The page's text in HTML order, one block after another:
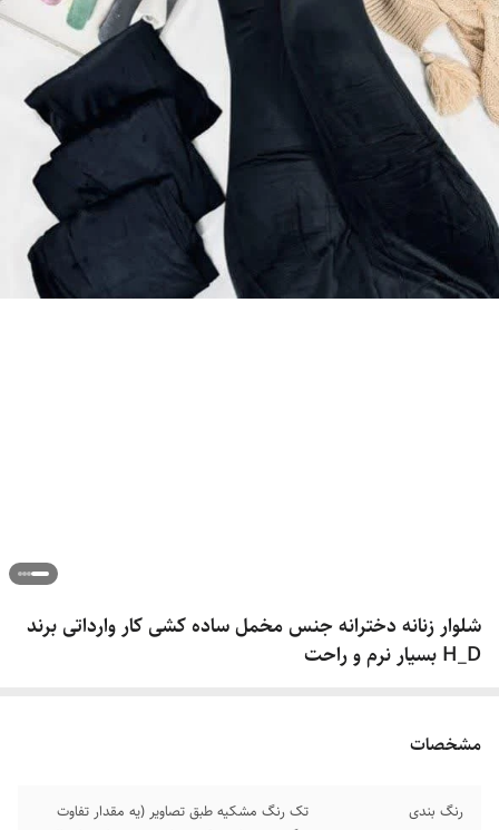
شلوار زنانه دخترانه جنس مخمل ساده کشی کار وارداتی برند
H_D بسیار نرم و راحت
مشخصات
رنگ بندی
تک رنگ مشکیه طبق تصاویر (یه مقدار تفاوت